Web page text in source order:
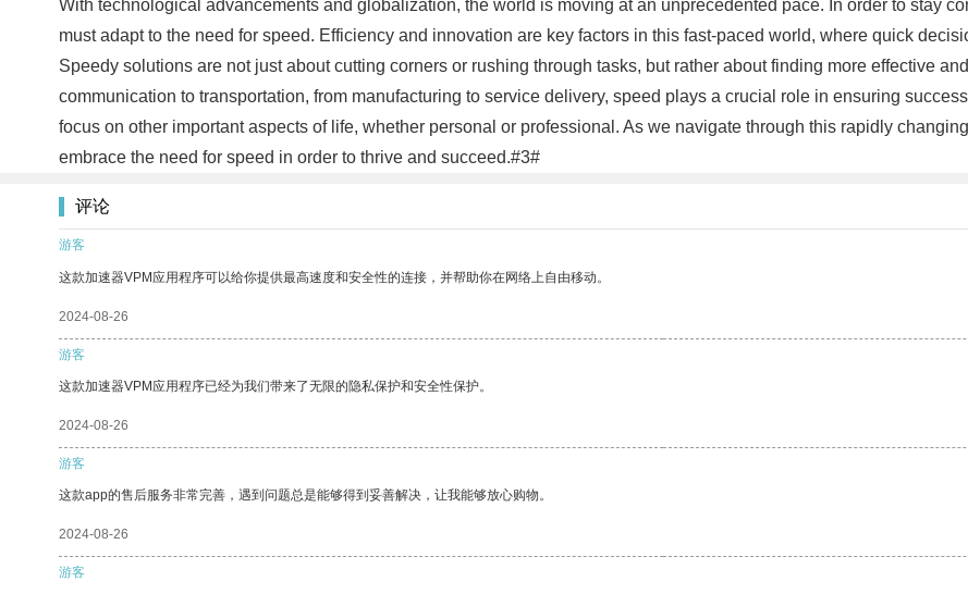
With technological advancements and globalization, the world is moving at an unprecedented pace. In order to stay
must adapt to the need for speed. Efficiency and innovation are key factors in this fast-paced world, where quick
Speedy solutions are not just about cutting corners or rushing through tasks, but rather about finding more effective
communication to transportation, from manufacturing to service delivery, speed plays a crucial role in ensuring
focus on other important aspects of life, whether personal or professional. As we navigate through this rapidly
embrace the need for speed in order to thrive and succeed.#3#
评论
游客
这款加速器VPM应用程序可以给你提供最高速度和安全性的连接，并帮助你在网络上自由移动。
2024-08-26
游客
这款加速器VPM应用程序已经为我们带来了无限的隐私保护和安全性保护。
2024-08-26
游客
这款app的售后服务非常完善，遇到问题总是能够得到妥善解决，让我能够放心购物。
2024-08-26
游客